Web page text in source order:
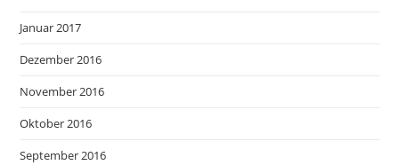
Januar 2017
Dezember 2016
November 2016
Oktober 2016
September 2016